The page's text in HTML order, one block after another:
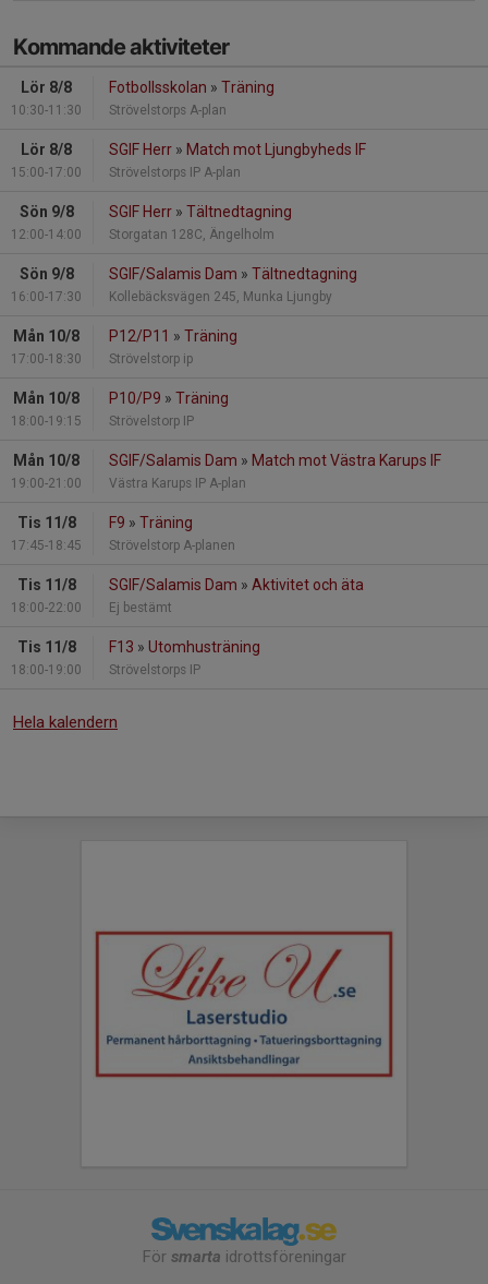
Kommande aktiviteter
Lör 8/8
10:30-11:30
Fotbollsskolan » Träning
Strövelstorps A-plan
Lör 8/8
15:00-17:00
SGIF Herr » Match mot Ljungbyheds IF
Strövelstorps IP A-plan
Sön 9/8
12:00-14:00
SGIF Herr » Tältnedtagning
Storgatan 128C, Ängelholm
Sön 9/8
16:00-17:30
SGIF/Salamis Dam » Tältnedtagning
Kollebäcksvägen 245, Munka Ljungby
Mån 10/8
17:00-18:30
P12/P11 » Träning
Strövelstorp ip
Mån 10/8
18:00-19:15
P10/P9 » Träning
Strövelstorp IP
Mån 10/8
19:00-21:00
SGIF/Salamis Dam » Match mot Västra Karups IF
Västra Karups IP A-plan
Tis 11/8
17:45-18:45
F9 » Träning
Strövelstorp A-planen
Tis 11/8
18:00-22:00
SGIF/Salamis Dam » Aktivitet och äta
Ej bestämt
Tis 11/8
18:00-19:00
F13 » Utomhusträning
Strövelstorps IP
Hela kalendern
För smarta idrottsföreningar